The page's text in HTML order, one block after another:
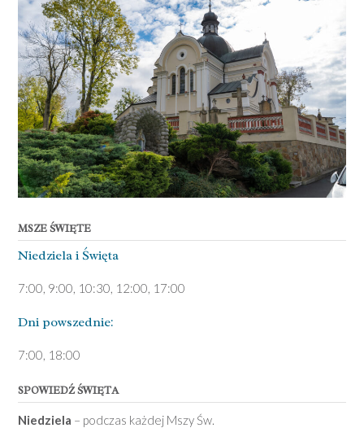
MSZE ŚWIĘTE
Niedziela ­i Święta
7:00, 9:00, 10:30, 12:00, 17:00
Dni pows­zednie:
7­:00, 18:00­
SPOWIEDŹ ŚWIĘTA
Niedziela – podczas każdej Mszy Św.